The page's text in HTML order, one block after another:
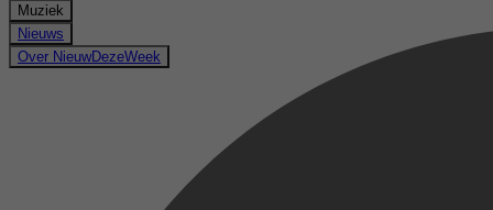
Muziek
Nieuws
Over NieuwDezeWeek